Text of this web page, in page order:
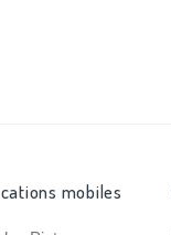
mobiles